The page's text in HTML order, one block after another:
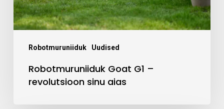
Robotmuruniiduk Uudised
Robotmuruniiduk Goat G1 –
revolutsioon sinu aias